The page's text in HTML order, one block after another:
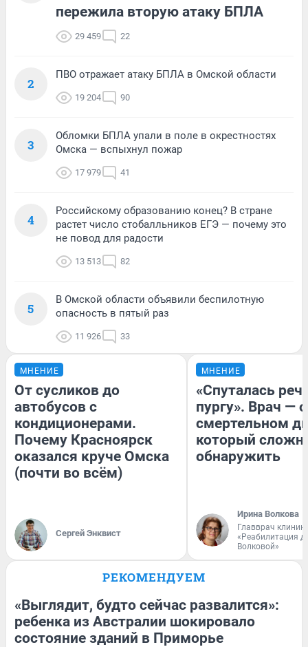
пережила вторую атаку БПЛА
29 459 22
2
ПВО отражает атаку БПЛА в Омской области
19 204 90
3
Обломки БПЛА упали в поле в окрестностях
Омска — вспыхнул пожар
17 979 41
4
Российскому образованию конец? В стране
растет число стобалльников ЕГЭ — почему это
не повод для радости
13 513 82
5
В Омской области объявили беспилотную
опасность в пятый раз
11 926 33
МНЕНИЕ
От сусликов до
автобусов с
кондиционерами.
Почему Красноярск
оказался круче Омска
(почти во всём)
Сергей Энквист
МНЕНИЕ
«Спуталась
пургу». Врач — о
смертельном
который
обнаружить
Ирина Волкова
Главврач
«Реабилитация
Волковой»
РЕКОМЕНДУЕМ
«Выглядит, будто сейчас развалится»:
ребенка из Австралии шокировало
состояние зданий в Приморье